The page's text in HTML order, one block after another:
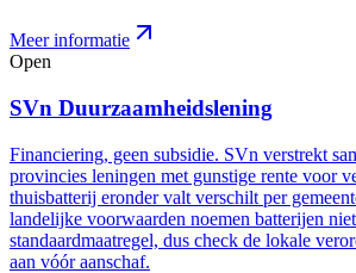
Meer informatie
Open
SVn Duurzaamheidslening
Financiering, geen subsidie. SVn verstrekt
provincies leningen met gunstige rente voor
thuisbatterij eronder valt verschilt per
landelijke voorwaarden noemen batterijen
standaardmaatregel, dus check de lokale
aan vóór aanschaf.